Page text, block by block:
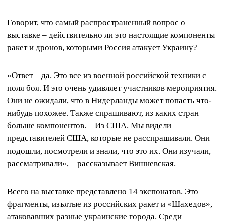
Говорит, что самый распространенный вопрос о
выставке – действительно ли это настоящие компоненты
ракет и дронов, которыми Россия атакует Украину?
«Ответ – да. Это все из военной российской техники с
поля боя. И это очень удивляет участников мероприятия.
Они не ожидали, что в Нидерланды может попасть что-
нибудь похожее. Также спрашивают, из каких стран
больше компонентов. – Из США. Мы видели
представителей США, которые не расспрашивали. Они
подошли, посмотрели и знали, что это их. Они изучали,
рассматривали», – рассказывает Вишневская.
Всего на выставке представлено 14 экспонатов. Это
фрагменты, изъятые из российских ракет и «Шахедов»,
атаковавших разные украинские города. Среди